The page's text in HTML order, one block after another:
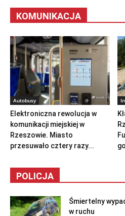
KOMUNIKACJA
Autobusy
Elektroniczna rewolucja w
komunikacji miejskiej w
Rzeszowie. Miasto
przesuwało cztery razy...
POLICJA
Śmiertelny
w ruchu